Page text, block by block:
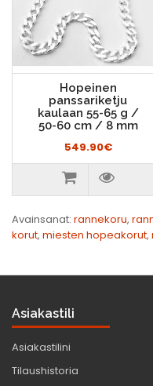
Hopeinen
panssariketju
kaulaan 55-65 g /
50-60 cm / 8 mm
549.90€
Avainsanat: rannekoru,
korut, miesten hopeakorut,
Asiakastili
Asiakastilini
Tilaushistoria